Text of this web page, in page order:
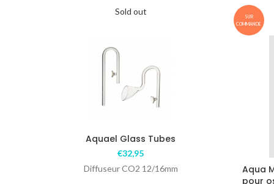
Sold out
Aquael Glass Tubes
€32,95
Diffuseur CO2 12/16mm
SUR
COMMANDE
Aqua
pour